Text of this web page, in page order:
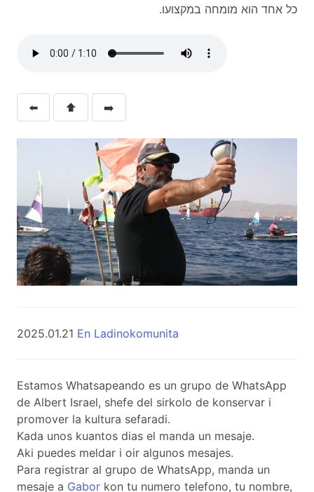
.כל אחד הוא מומחה במקצועו
⬅️ ⬆️ ➡️
2025.01.21 En Ladinokomunita
Estamos Whatsapeando es un grupo de WhatsApp
de Albert Israel, shefe del sirkolo de konservar i
promover la kultura sefaradi.
Kada unos kuantos dias el manda un mesaje.
Aki puedes meldar i oir algunos mesajes.
Para registrar al grupo de WhatsApp, manda un
mesaje a Gabor kon tu numero telefono, tu nombre,